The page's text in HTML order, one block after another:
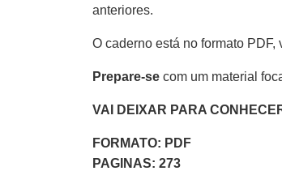
anteriores.
O caderno está no formato
Prepare-se com um material
VAI DEIXAR PARA
FORMATO: PDF
PAGINAS: 273